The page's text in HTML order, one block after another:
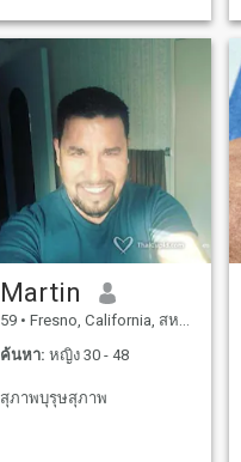
Martin
59 • Fresno, California, สหรัฐอเมริกา
ค้นหา: หญิง 30 - 48
สุภาพบุรุษสุภาพ